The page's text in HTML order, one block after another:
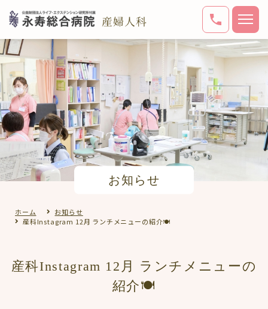
お知らせ
ホーム
お知らせ
産科Instagram 12月 ランチメニューの紹介🍽️
産科Instagram 12月 ランチメニューの
紹介🍽️